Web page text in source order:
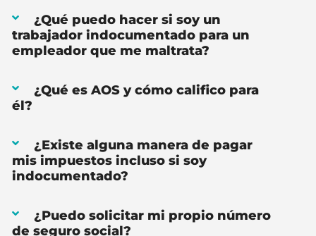
¿Qué puedo hacer si soy un
trabajador indocumentado para un
empleador que me maltrata?
¿Qué es AOS y cómo califico para
él?
¿Existe alguna manera de pagar
mis impuestos incluso si soy
indocumentado?
¿Puedo solicitar mi propio número
de seguro social?